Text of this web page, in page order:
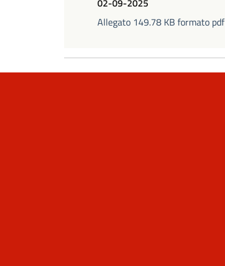
Allegato 149.78 KB formato pdf